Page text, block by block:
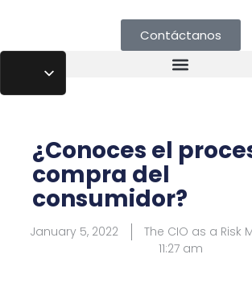
Contáctanos
¿Conoces el
compra del
consumidor?
January 5, 2022
The CIO as a Risk
11:27 am